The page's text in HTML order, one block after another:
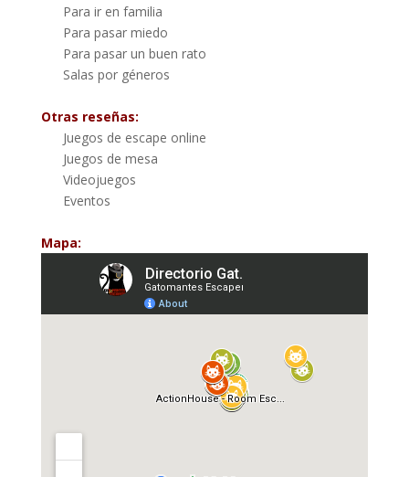
Para ir en familia
Para pasar miedo
Para pasar un buen rato
Salas por géneros
Otras reseñas:
Juegos de escape online
Juegos de mesa
Videojuegos
Eventos
Mapa: